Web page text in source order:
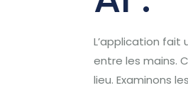
L’application
entre les mains.
lieu. Examinons